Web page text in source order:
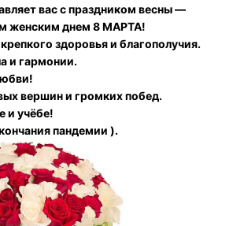
вас с праздником весны —
женским днем 8 МАРТА!
здоровья и благополучия.
и гармонии.
вершин и громких побед.
и учёбе!
пандемии ).